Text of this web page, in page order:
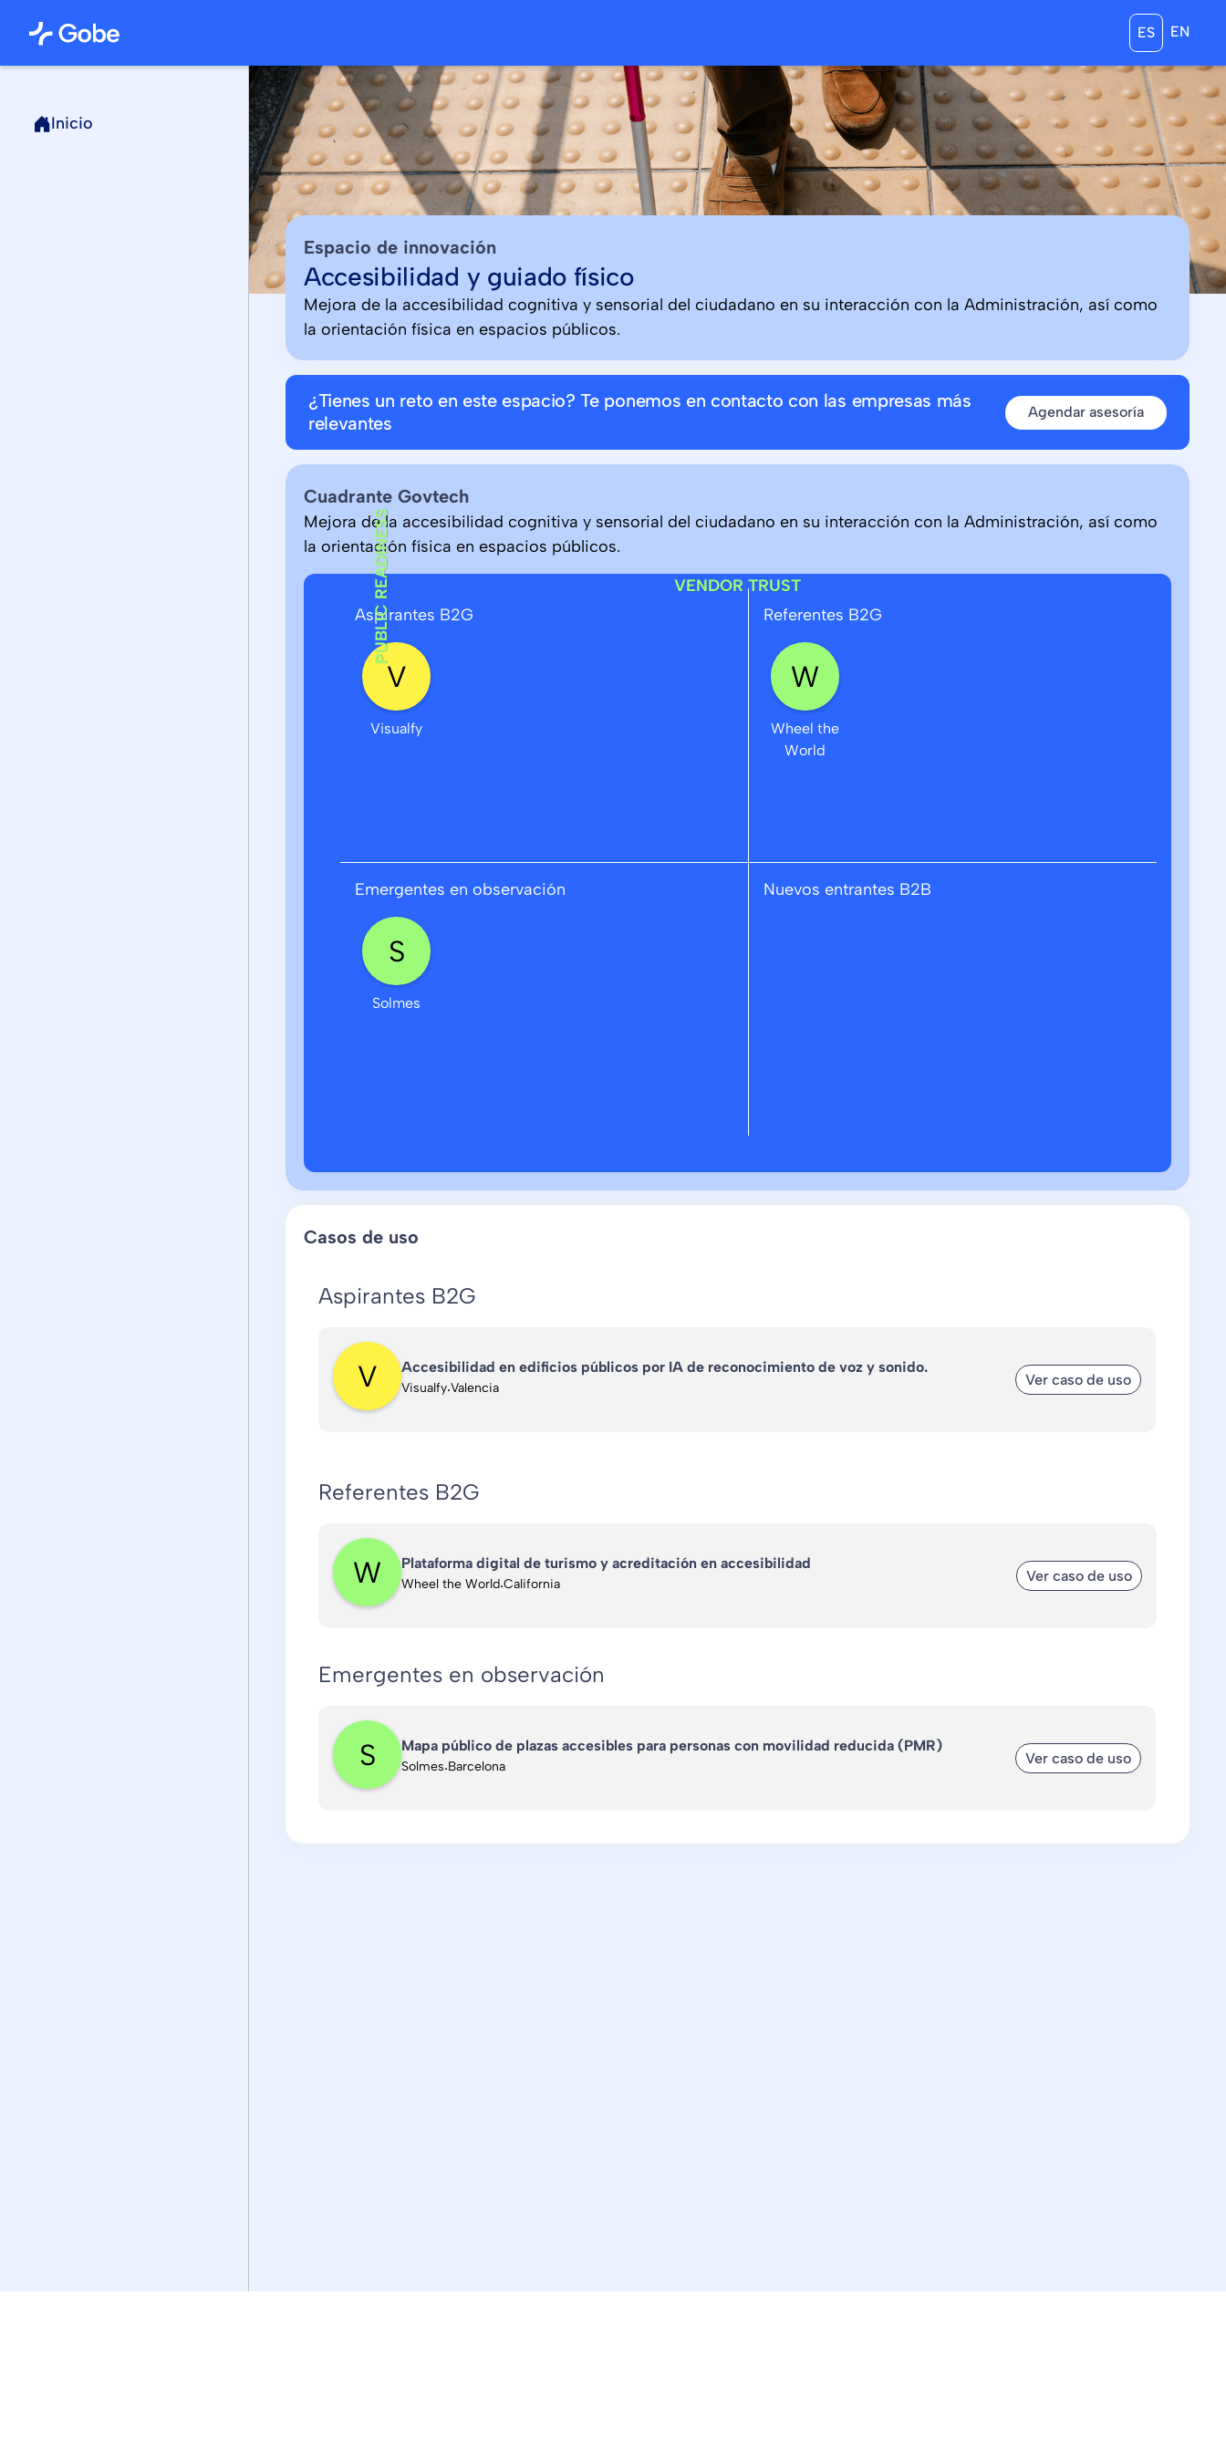
ES EN
Inicio
Espacio de innovación
Accesibilidad y guiado físico
Mejora de la accesibilidad cognitiva y sensorial del ciudadano en su interacción con la Administración, así como
la orientación física en espacios públicos.
¿Tienes un reto en este espacio? Te ponemos en contacto con las empresas más
relevantes
Agendar asesoría
Cuadrante Govtech
Mejora de la accesibilidad cognitiva y sensorial del ciudadano en su interacción con la Administración, así como
la orientación física en espacios públicos.
Aspirantes B2G
Visualfy
Referentes B2G
Wheel the
World
Emergentes en observación
Solmes
Nuevos entrantes B2B
PUBLIC READINESS VENDOR TRUST
Casos de uso
Aspirantes B2G
Accesibilidad en edificios públicos por IA de reconocimiento de voz y sonido.
Visualfy·Valencia Ver caso de uso
Referentes B2G
Plataforma digital de turismo y acreditación en accesibilidad
Wheel the World·California Ver caso de uso
Emergentes en observación
Mapa público de plazas accesibles para personas con movilidad reducida (PMR)
Solmes·Barcelona Ver caso de uso